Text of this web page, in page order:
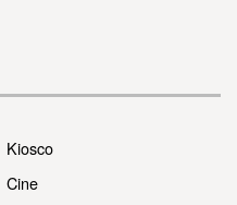
Kiosco
Cine